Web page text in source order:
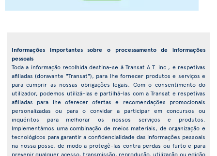
Informações importantes sobre o processamento de informações
pessoais
Toda a informação recolhida destina-se à Transat A.T. inc., e respetivas
afiliadas (doravante "Transat"), para lhe fornecer produtos e serviços e
para cumprir as nossas obrigações legais. Com o consentimento do
utilizador, podemos utilizá-las e partilhá-las com a Transat e respetivas
afiliadas para lhe oferecer ofertas e recomendações promocionais
personalizadas ou para o convidar a participar em concursos ou
inquéritos para melhorar os nossos serviços e produtos.
Implementámos uma combinação de meios materiais, de organização e
tecnológicos para garantir a confidencialidade das informações pessoais
na nossa posse, de modo a protegê-las contra perdas ou furto e para
prevenir qualquer acesso, transmissão, reprodução, utilização ou edição